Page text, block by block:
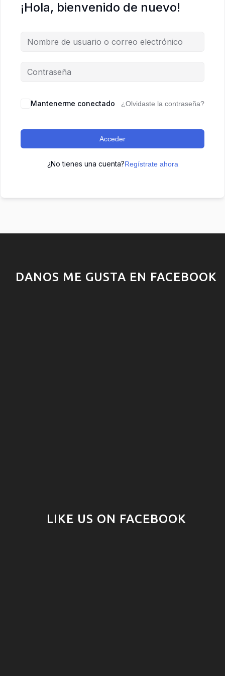
¡Hola, bienvenido de nuevo!
Mantenerme conectado ¿Olvidaste la contraseña?
Acceder
¿No tienes una cuenta?Regístrate ahora
DANOS ME GUSTA EN FACEBOOK
LIKE US ON FACEBOOK